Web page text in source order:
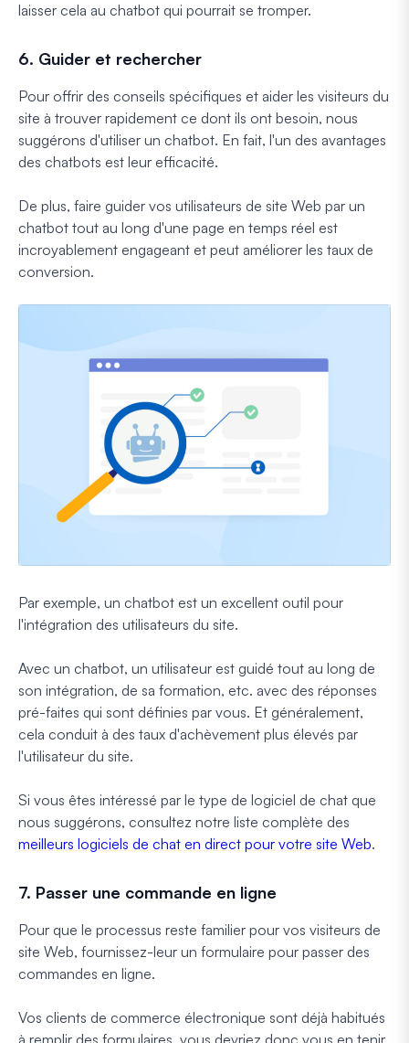
laisser cela au chatbot qui pourrait se tromper.
6. Guider et rechercher
Pour offrir des conseils spécifiques et aider les visiteurs du
site à trouver rapidement ce dont ils ont besoin, nous
suggérons d'utiliser un chatbot. En fait, l'un des avantages
des chatbots est leur efficacité.
De plus, faire guider vos utilisateurs de site Web par un
chatbot tout au long d'une page en temps réel est
incroyablement engageant et peut améliorer les taux de
conversion.
Par exemple, un chatbot est un excellent outil pour
l'intégration des utilisateurs du site.
Avec un chatbot, un utilisateur est guidé tout au long de
son intégration, de sa formation, etc. avec des réponses
pré-faites qui sont définies par vous. Et généralement,
cela conduit à des taux d'achèvement plus élevés par
l'utilisateur du site.
Si vous êtes intéressé par le type de logiciel de chat que
nous suggérons, consultez notre liste complète des
meilleurs logiciels de chat en direct pour votre site Web.
7. Passer une commande en ligne
Pour que le processus reste familier pour vos visiteurs de
site Web, fournissez-leur un formulaire pour passer des
commandes en ligne.
Vos clients de commerce électronique sont déjà habitués
à remplir des formulaires, vous devriez donc vous en tenir